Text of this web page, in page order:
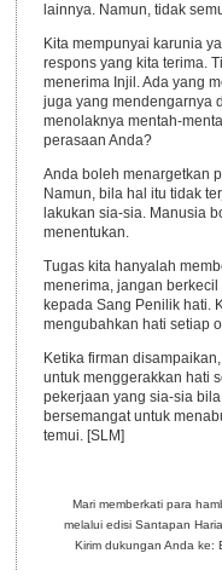
lainnya. Namun, tidak
Kita mempunyai karunia
respons yang kita terima.
menerima Injil. Ada yang
juga yang mendengarnya
menolaknya mentah-
perasaan Anda?
Anda boleh menargetkan
Namun, bila hal itu tidak
lakukan sia-sia. Manusia
menentukan.
Tugas kita hanyalah
menerima, jangan
kepada Sang Penilik hati.
mengubahkan hati setiap
Ketika firman
untuk menggerakkan hati
pekerjaan yang sia-sia
bersemangat untuk
temui. [SLM]
Mari memberkati para
melalui edisi Santapan
Kirim dukungan Anda ke: